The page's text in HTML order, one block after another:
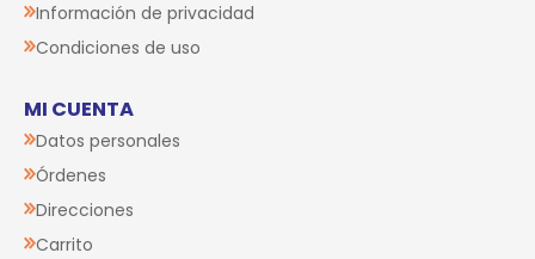
Información de privacidad
Condiciones de uso
MI CUENTA
Datos personales
Órdenes
Direcciones
Carrito